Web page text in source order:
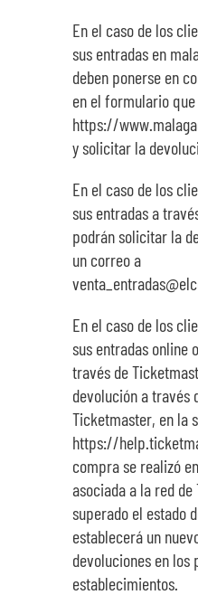
En el caso de los
sus entradas en
deben ponerse en
en el formulario
https://
y solicitar la
En el caso de los
sus entradas a
podrán solicitar la
un correo a
En el caso de los
sus entradas online
través de
devolución a través
Ticketmaster, en la
https://
compra se realizó
asociada a la red
superado el estado
establecerá un
devoluciones en los
establecimientos.